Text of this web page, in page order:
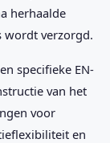
herhaalde
wordt verzorgd.
specifieke EN-
van het
voor
en